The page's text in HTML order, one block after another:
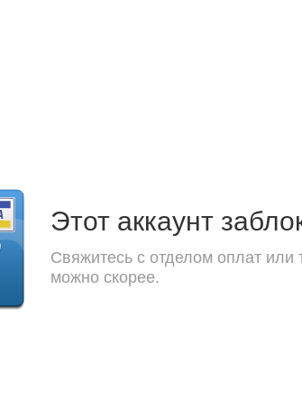
Этот аккаунт
Свяжитесь с отделом оплат или
можно скорее.